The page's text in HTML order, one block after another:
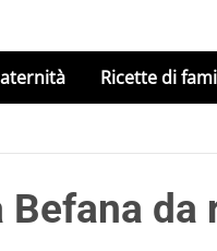
Ricette di
da